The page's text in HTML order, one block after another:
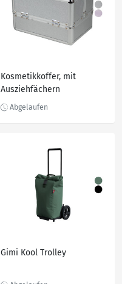
Kosmetikkoffer, mit
Ausziehfächern
Gimi Kool Trolley